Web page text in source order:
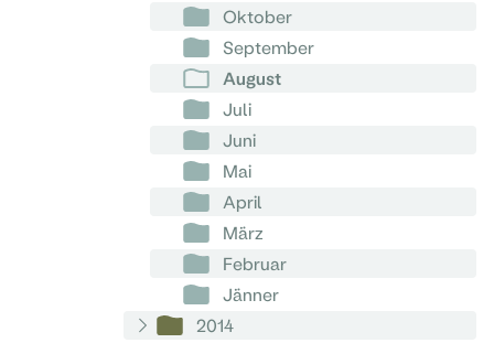
Oktober
September
August
Juli
Juni
Mai
April
März
Februar
Jänner
2014